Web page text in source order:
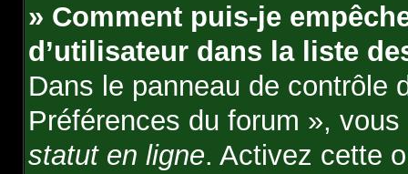
» Comment puis-je
d’utilisateur dans la liste
Dans le panneau de contrôle
Préférences du forum »,
statut en ligne. Activez cette